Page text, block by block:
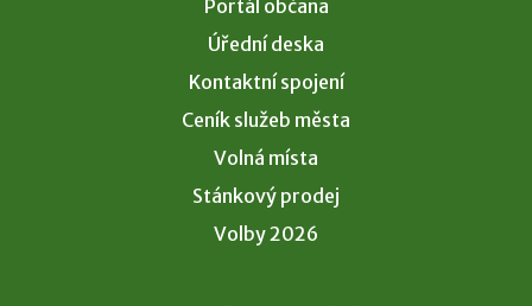
Portál občana
Úřední deska
Kontaktní spojení
Ceník služeb města
Volná místa
Stánkový prodej
Volby 2026